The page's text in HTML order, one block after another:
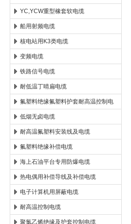
YC,YCW重型橡套软电缆
船用射频电缆
核电站用K3类电缆
变频电缆
铁路信号电缆
耐低温丁晴扁电缆
氟塑料绝缘氟塑料护套耐高温控制电
缆
低烟无卤电缆
耐高温氟塑料安装线及电缆
氟塑料绝缘补偿电缆
海上石油平台专用防爆电缆
热电偶用补偿导线及补偿电缆
电子计算机用屏蔽电缆
耐高温控制电缆
聚氯乙烯绝缘及护套控制电缆